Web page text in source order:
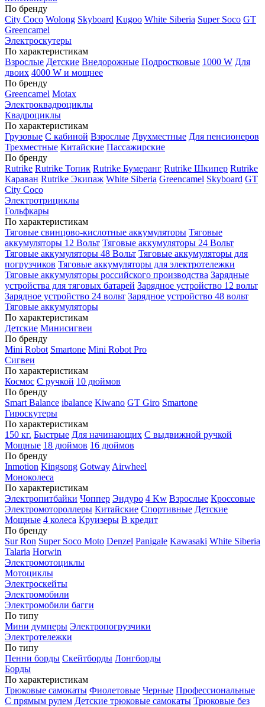
По бренду
City Coco Wolong Skyboard Kugoo White Siberia Super Soco GT
Greencamel
Электроскутеры
По характеристикам
Взрослые Детские Внедорожные Подростковые 1000 W Для
двоих 4000 W и мощнее
По бренду
Greencamel Motax
Электроквадроциклы
Квадроциклы
По характеристикам
Грузовые С кабиной Взрослые Двухместные Для пенсионеров
Трехместные Китайские Пассажирские
По бренду
Rutrike Rutrike Топик Rutrike Бумеранг Rutrike Шкипер Rutrike
Караван Rutrike Экипаж White Siberia Greencamel Skyboard GT
City Coco
Электротрициклы
Гольфкары
По характеристикам
Тяговые свинцово-кислотные аккумуляторы Тяговые
аккумуляторы 12 Вольт Тяговые аккумуляторы 24 Вольт
Тяговые аккумуляторы 48 Вольт Тяговые аккумуляторы для
погрузчиков Тяговые аккумуляторы для электротележки
Тяговые аккумуляторы российского производства Зарядные
устройства для тяговых батарей Зарядное устройство 12 вольт
Зарядное устройство 24 вольт Зарядное устройство 48 вольт
Тяговые аккумуляторы
По характеристикам
Детские Минисигвеи
По бренду
Mini Robot Smartone Mini Robot Pro
Сигвеи
По характеристикам
Космос С ручкой 10 дюймов
По бренду
Smart Balance ibalance Kiwano GT Giro Smartone
Гироскутеры
По характеристикам
150 кг. Быстрые Для начинающих С выдвижной ручкой
Мощные 18 дюймов 16 дюймов
По бренду
Inmotion Kingsong Gotway Airwheel
Моноколеса
По характеристикам
Электропитбайки Чоппер Эндуро 4 Kw Взрослые Кроссовые
Электромотороллеры Китайские Спортивные Детские
Мощные 4 колеса Круизеры В кредит
По бренду
Sur Ron Super Soco Moto Denzel Panigale Kawasaki White Siberia
Talaria Horwin
Электромотоциклы
Мотоциклы
Электроскейты
Электромобили
Электромобили багги
По типу
Мини думперы Электропогрузчики
Электротележки
По типу
Пенни борды Скейтборды Лонгборды
Борды
По характеристикам
Трюковые самокаты Фиолетовые Черные Профессиональные
С прямым рулем Детские трюковые самокаты Трюковые без